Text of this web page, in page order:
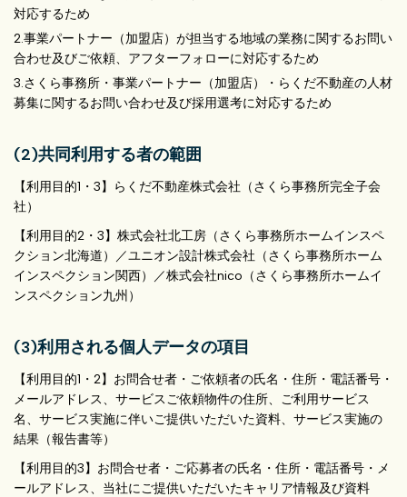
対応するため
2.事業パートナー（加盟店）が担当する地域の業務に関するお問い
合わせ及びご依頼、アフターフォローに対応するため
3.さくら事務所・事業パートナー（加盟店）・らくだ不動産の人材
募集に関するお問い合わせ及び採用選考に対応するため
(2)共同利用する者の範囲
【利用目的1・3】らくだ不動産株式会社（さくら事務所完全子会
社）
【利用目的2・3】株式会社北工房（さくら事務所ホームインスペ
クション北海道）／ユニオン設計株式会社（さくら事務所ホーム
インスペクション関西）／株式会社nico（さくら事務所ホームイ
ンスペクション九州）
(3)利用される個人データの項目
【利用目的1・2】お問合せ者・ご依頼者の氏名・住所・電話番号・
メールアドレス、サービスご依頼物件の住所、ご利用サービス
名、サービス実施に伴いご提供いただいた資料、サービス実施の
結果（報告書等）
【利用目的3】お問合せ者・ご応募者の氏名・住所・電話番号・メ
ールアドレス、当社にご提供いただいたキャリア情報及び資料